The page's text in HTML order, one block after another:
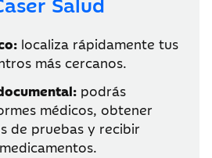
localiza rápidamente tus
más cercanos.
podrás
médicos, obtener
de pruebas y recibir